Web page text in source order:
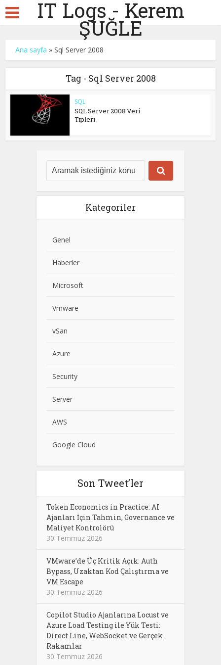
IT Logs - Kerem
ŞUĞLE
Ana sayfa »Sql Server 2008
Tag - Sql Server 2008
SQL
SQL Server 2008 Veri
Tipleri
Kategoriler
Genel
Haberler
Microsoft
Vmware
vSan
Azure
Security
Server
AWS
Google Cloud
Son Tweet’ler
Token Economics in Practice: AI
Ajanları İçin Tahmin, Governance ve
Maliyet Kontrolörü
30 Temmuz 2026
VMware’de Üç Kritik Açık: Auth
Bypass, Uzaktan Kod Çalıştırma ve
VM Escape
30 Temmuz 2026
Copilot Studio Ajanlarına Locust ve
Azure Load Testing ile Yük Testi:
Direct Line, WebSocket ve Gerçek
Rakamlar
30 Temmuz 2026